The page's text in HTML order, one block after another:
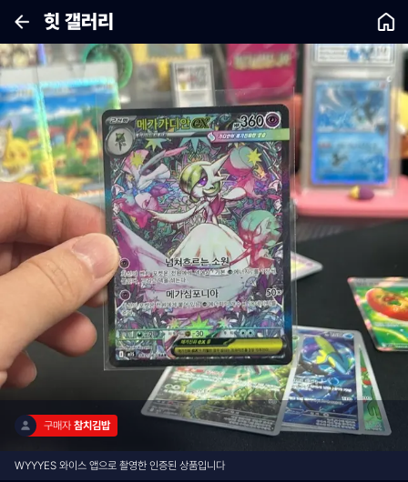
힛 갤러리
구매자 참치김밥
WYYYES 와이스 앱으로 촬영한 인증된 상품입니다